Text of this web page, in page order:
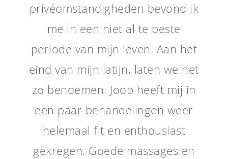
privéomstandigheden bevond ik
me in een niet al te beste
periode van mijn leven. Aan het
eind van mijn latijn, laten we het
zo benoemen. Joop heeft mij in
een paar behandelingen weer
helemaal fit en enthousiast
gekregen. Goede massages en